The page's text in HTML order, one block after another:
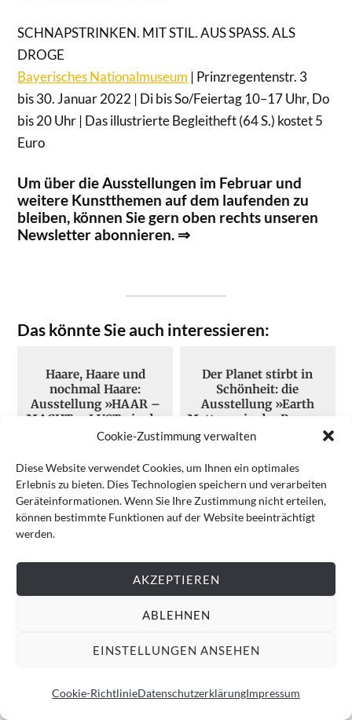
Cookie-Zustimmung verwalten
Diese Website verwendet Cookies, um Ihnen ein optimales
Erlebnis zu bieten. Dies Technologien speichern und verarbeiten
Geräteinformationen. Wenn Sie Ihre Zustimmung nicht erteilen,
können bestimmte Funktionen auf der Website beeinträchtigt
werden.
AKZEPTIEREN
ABLEHNEN
EINSTELLUNGEN ANSEHEN
Cookie-RichtlinieDatenschutzerklärungImpressum
SCHNAPSTRINKEN. MIT STIL. AUS SPASS. ALS
DROGE
Bayerisches Nationalmuseum | Prinzregentenstr. 3
bis 30. Januar 2022 | Di bis So/Feiertag 10–17 Uhr, Do
bis 20 Uhr | Das illustrierte Begleitheft (64 S.) kostet 5
Euro
Um über die Ausstellungen im Februar und
weitere Kunstthemen auf dem laufenden zu
bleiben, können Sie gern oben rechts unseren
Newsletter abonnieren. ⇒
Das könnte Sie auch interessieren:
Haare, Haare und
nochmal Haare:
Ausstellung »HAAR –
MACHT – LUST« in der
Kunsthalle
besser bekannt als Hypo-
Kunsthalle – ist zweifelsohne
der Publikumsmagnet unter den
A...
Der Planet stirbt in
Schönheit: die
Ausstellung »Earth
Matters« in der Bergson
Gallery
fast zu reizvollen Bildern, wie
der Mensch die Umwelt
zerstört – dabei schärft di...
Der digitale
Immersive Ausstellung
der Kunsthalle
Miguel Chevalier und seine
interaktive Retrospekti...